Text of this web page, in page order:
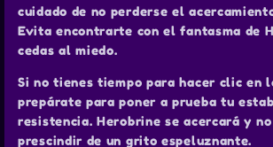
cuidado de no perderse el
Evita encontrarte con el fantasma de
cedas al miedo.
Si no tienes tiempo para hacer clic en
prepárate para poner a prueba tu
resistencia. Herobrine se acercará y
prescindir de un grito espeluznante.